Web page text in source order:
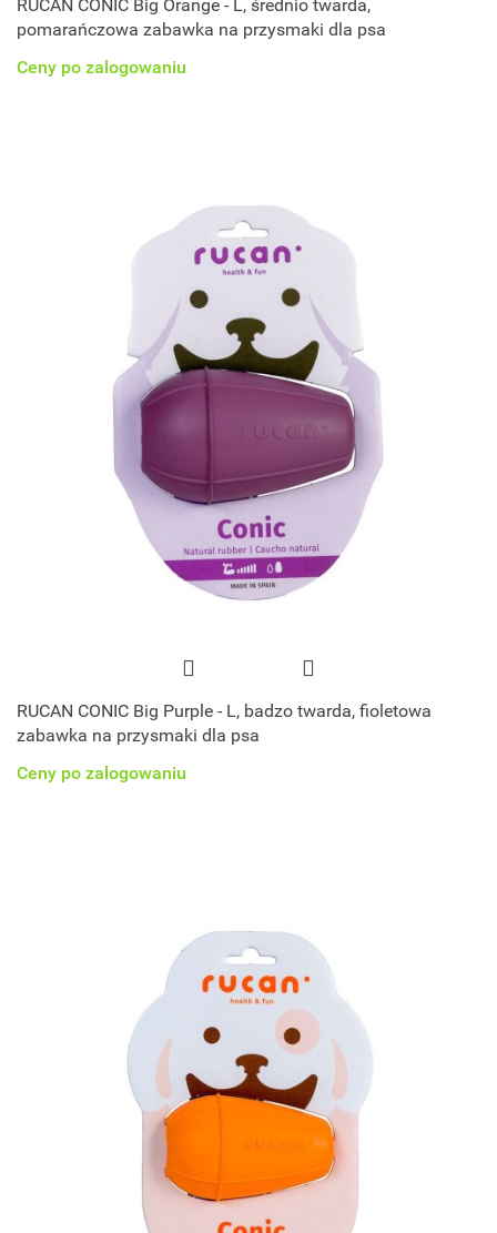
RUCAN CONIC Big Orange - L, średnio twarda,
pomarańczowa zabawka na przysmaki dla psa
Ceny po zalogowaniu
RUCAN CONIC Big Purple - L, badzo twarda, fioletowa
zabawka na przysmaki dla psa
Ceny po zalogowaniu